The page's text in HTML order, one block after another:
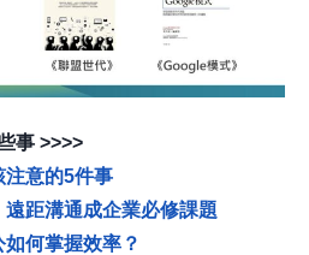
事 >>>>
注意的5件事
距溝通成企業必修課題
何掌握效率？